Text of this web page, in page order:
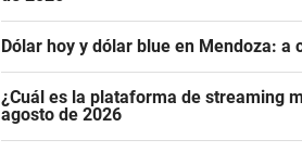
Dólar hoy y dólar blue en Mendoza:
¿Cuál es la plataforma de streaming
agosto de 2026